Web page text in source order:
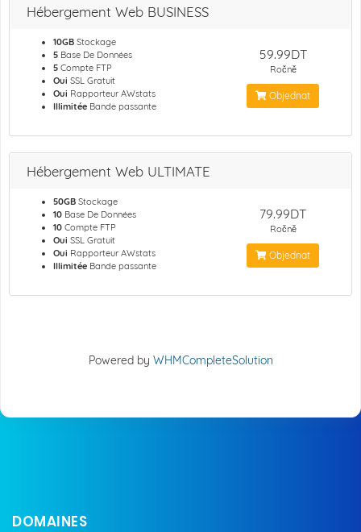
Hébergement Web BUSINESS
10GB Stockage
5 Base De Données
5 Compte FTP
Oui SSL Gratuit
Oui Rapporteur AWstats
Illimitée Bande passante
59.99DT
Ročně
Objednat
Hébergement Web ULTIMATE
50GB Stockage
10 Base De Données
10 Compte FTP
Oui SSL Gratuit
Oui Rapporteur AWstats
Illimitée Bande passante
79.99DT
Ročně
Objednat
Powered by WHMCompleteSolution
DOMAINES